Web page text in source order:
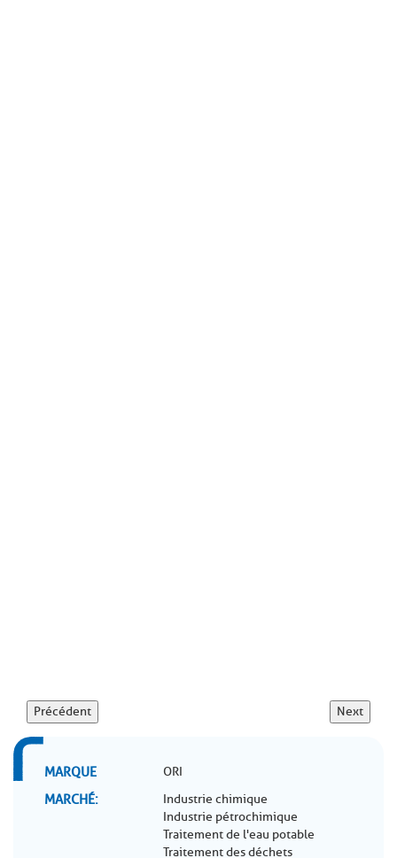
Précédent Next
MARQUE ORI
MARCHÉ
Industrie chimique
Industrie pétrochimique
Traitement de l'eau potable
Traitement des déchets